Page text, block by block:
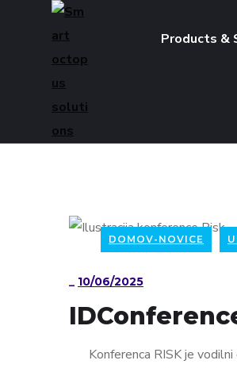
Products &
DOMOV-NOVICE
_ 10/06/2025
Konferenca RISK je